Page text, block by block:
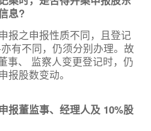
息?
报之申报性质不同，且登记
有不同，仍须分别办理。故
事、 监察人变更登记时，仍
报股数变动。
报董监事、经理人及 10%股